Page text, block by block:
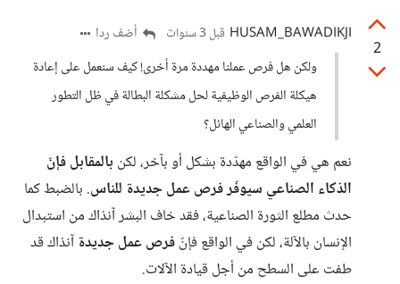
2
HUSAM_BAWADIKJI قبل 3 سنوات
أضف ردا
ولكن هل فرص عملنا مهددة مرة أخرى! كيف سنعمل على إعادة
هيكلة الفرص الوظيفية لحل مشكلة البطالة في ظل التطور
العلمي والصناعي الهائل؟
نعم هي في الواقع مهدّدة بشكل أو بآخر، لكن بالمقابل فإنّ
الذكاء الصناعي سيوفّر فرص عمل جديدة للناس. بالضبط كما
حدث مطلع الثورة الصناعية، فقد خاف البشر آنذاك من استبدال
الإنسان بالآلة، لكن في الواقع فإنّفرص عمل جديدة آنذاك قد
طفت على السطح من أجل قيادة الآلات.